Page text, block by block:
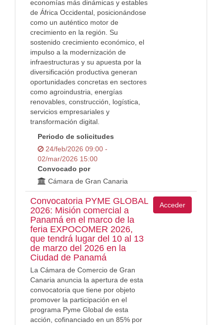
economías más dinámicas y estables
de África Occidental, posicionándose
como un auténtico motor de
crecimiento en la región. Su
sostenido crecimiento económico, el
impulso a la modernización de
infraestructuras y su apuesta por la
diversificación productiva generan
oportunidades concretas en sectores
como agroindustria, energías
renovables, construcción, logística,
servicios empresariales y
transformación digital.
Periodo de solicitudes
24/feb/2026 09:00 -
02/mar/2026 15:00
Convocado por
Cámara de Gran Canaria
Convocatoria PYME GLOBAL
2026: Misión comercial a
Panamá en el marco de la
feria EXPOCOMER 2026,
que tendrá lugar del 10 al 13
de marzo del 2026 en la
Ciudad de Panamá
La Cámara de Comercio de Gran
Canaria anuncia la apertura de esta
convocatoria que tiene por objeto
promover la participación en el
programa Pyme Global de esta
acción, cofinanciado en un 85% por
Acceder